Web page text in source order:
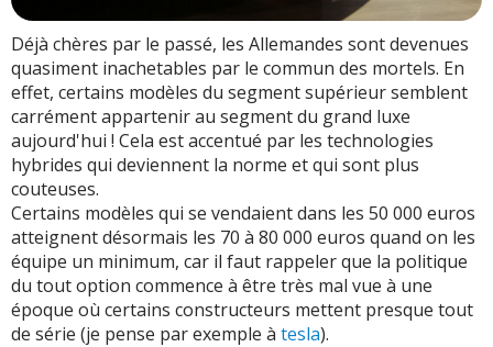
Déjà chères par le passé, les Allemandes sont devenues
quasiment inachetables par le commun des mortels. En
effet, certains modèles du segment supérieur semblent
carrément appartenir au segment du grand luxe
aujourd'hui ! Cela est accentué par les technologies
hybrides qui deviennent la norme et qui sont plus
couteuses.
Certains modèles qui se vendaient dans les 50 000 euros
atteignent désormais les 70 à 80 000 euros quand on les
équipe un minimum, car il faut rappeler que la politique
du tout option commence à être très mal vue à une
époque où certains constructeurs mettent presque tout
de série (je pense par exemple à tesla).